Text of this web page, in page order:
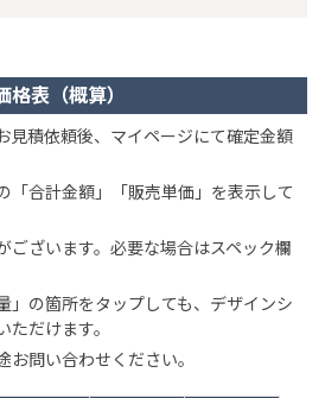
格表（概算）
見積依頼後、マイページにて確定金額
「合計金額」「販売単価」を表示して
ございます。必要な場合はスペック欄
」の箇所をタップしても、デザインシ
だけます。
問い合わせください。